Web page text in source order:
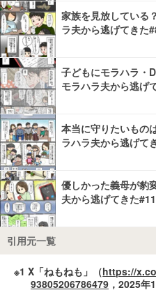
家族を見放している
ラ夫から逃げてきた
子どもにモラハラ・
モラハラ夫から逃げ
本当に守りたいもの
ラハラ夫から逃げて
優しかった義母が豹
夫から逃げてきた#11
引用元一覧
※1 X「ねもねも」（https://
93805206786479 ，2025年